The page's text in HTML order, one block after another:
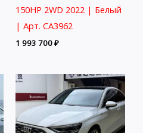
150HP 2WD 2022 | Белый
| Арт. CA3962
1 993 700₽